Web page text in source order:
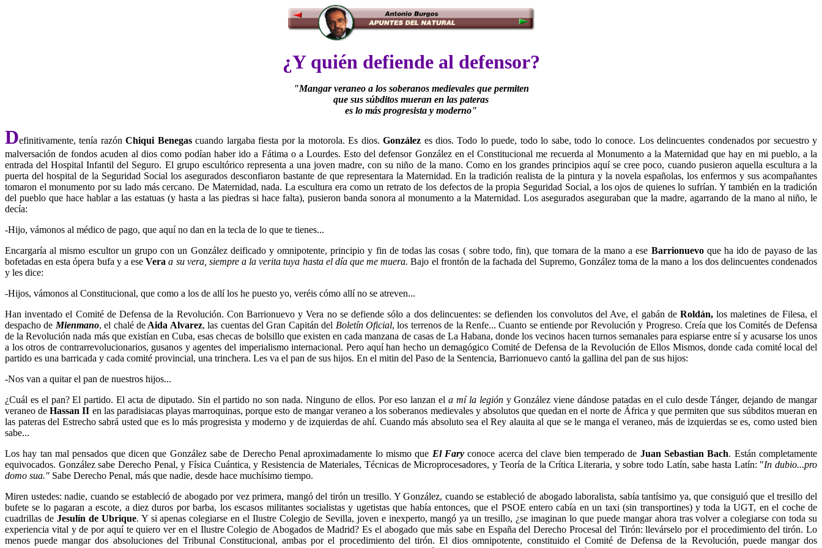
¿Y quién defiende al defensor?
"Mangar veraneo a los soberanos medievales que permiten
que sus súbditos mueran en las pateras
es lo más progresista y moderno"
Definitivamente, tenía razónChiqui Benegascuando largaba fiesta por la motorola. Es dios.González es dios. Todo lo puede, todo lo sabe, todo lo conoce. Los delincuentes condenados por secuestro y
malversación de fondos acuden al dios como podían haber ido a Fátima o a Lourdes. Esto del defensor González en el Constitucional me recuerda al Monumento a la Maternidad que hay en mi pueblo, a la
entrada del Hospital Infantil del Seguro. El grupo escultórico representa a una joven madre, con su niño de la mano. Como en los grandes principios aquí se cree poco, cuando pusieron aquella escultura a la
puerta del hospital de la Seguridad Social los asegurados desconfiaron bastante de que representara la Maternidad. En la tradición realista de la pintura y la novela españolas, los enfermos y sus acompañantes
tomaron el monumento por su lado más cercano. De Maternidad, nada. La escultura era como un retrato de los defectos de la propia Seguridad Social, a los ojos de quienes lo sufrían. Y también en la tradición
del pueblo que hace hablar a las estatuas (y hasta a las piedras si hace falta), pusieron banda sonora al monumento a la Maternidad. Los asegurados aseguraban que la madre, agarrando de la mano al niño, le
decía:
-Hijo, vámonos al médico de pago, que aquí no dan en la tecla de lo que te tienes...
Encargaría al mismo escultor un grupo con un González deificado y omnipotente, principio y fin de todas las cosas ( sobre todo, fin), que tomara de la mano a ese Barrionuevoque ha ido de payaso de las
bofetadas en esta ópera bufa y a eseVera a su vera, siempre a la verita tuya hasta el día que me muera.Bajo el frontón de la fachada del Supremo, González toma de la mano a los dos delincuentes condenados
y les dice:
-Hijos, vámonos al Constitucional, que como a los de allí los he puesto yo, veréis cómo allí no se atreven...
Han inventado el Comité de Defensa de la Revolución. Con Barrionuevo y Vera no se defiende sólo a dos delincuentes: se defienden los convolutos del Ave, el gabán de Roldán,los maletines de Filesa, el
despacho de Mienmano, el chalé deAida Alvarez, las cuentas del Gran Capitán del Boletín Oficial, los terrenos de la Renfe... Cuanto se entiende por Revolución y Progreso. Creía que los Comités de Defensa
de la Revolución nada más que existían en Cuba, esas checas de bolsillo que existen en cada manzana de casas de La Habana, donde los vecinos hacen turnos semanales para espiarse entre sí y acusarse los unos
a los otros de contrarrevolucionarios, gusanos y agentes del imperialismo internacional. Pero aquí han hecho un demagógico Comité de Defensa de la Revolución de Ellos Mismos, donde cada comité local del
partido es una barricada y cada comité provincial, una trinchera. Les va el pan de sus hijos. En el mitin del Paso de la Sentencia, Barrionuevo cantó la gallina del pan de sus hijos:
-Nos van a quitar el pan de nuestros hijos...
¿Cuál es el pan? El partido. El acta de diputado. Sin el partido no son nada. Ninguno de ellos. Por eso lanzan ela mí la legión y González viene dándose patadas en el culo desde Tánger, dejando de mangar
veraneo deHassan II en las paradisiacas playas marroquinas, porque esto de mangar veraneo a los soberanos medievales y absolutos que quedan en el norte de África y que permiten que sus súbditos mueran en
las pateras del Estrecho sabrá usted que es lo más progresista y moderno y de izquierdas de ahí. Cuando más absoluto sea el Rey alauita al que se le manga el veraneo, más de izquierdas se es, como usted bien
sabe...
Los hay tan mal pensados que dicen que González sabe de Derecho Penal aproximadamente lo mismo que El Fary conoce acerca del clave bien temperado de Juan Sebastian Bach. Están completamente
equivocados. González sabe Derecho Penal, y Física Cuántica, y Resistencia de Materiales, Técnicas de Microprocesadores, y Teoría de la Crítica Literaria, y sobre todo Latín, sabe hasta Latín: "In dubio...pro
domo sua." Sabe Derecho Penal, más que nadie, desde hace muchísimo tiempo.
Miren ustedes: nadie, cuando se estableció de abogado por vez primera, mangó del tirón un tresillo. Y González, cuando se estableció de abogado laboralista, sabía tantísimo ya, que consiguió que el tresillo del
bufete se lo pagaran a escote, a diez duros por barba, los escasos militantes socialistas y ugetistas que había entonces, que el PSOE entero cabía en un taxi (sin transportines) y toda la UGT, en el coche de
cuadrillas de Jesulín de Ubrique. Y si apenas colegiarse en el Ilustre Colegio de Sevilla, joven e inexperto, mangó ya un tresillo, ¿se imaginan lo que puede mangar ahora tras volver a colegiarse con toda su
experiencia vital y de por aquí te quiero ver en el Ilustre Colegio de Abogados de Madrid? Es el abogado que más sabe en España del Derecho Procesal del Tirón: llevárselo por el procedimiento del tirón. Lo
menos puede mangar dos absoluciones del Tribunal Constitucional, ambas por el procedimiento del tirón. El dios omnipotente, constituido el Comité de Defensa de la Revolución, puede mangar dos